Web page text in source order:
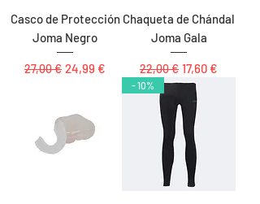
Casco de Protección
Joma Negro
Precio
27,00 € Precio de oferta
24,99 €
Chaqueta de Chándal
Joma Gala
Precio
22,00 € Precio de oferta
17,60 €
- 10%